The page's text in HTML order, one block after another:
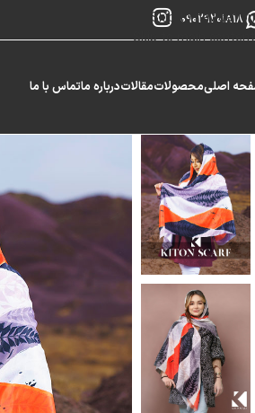
Skip to navigation
Skip to main content
09029201818
اصلیمحصولاتمقالاتدرباره ماتماس با ما